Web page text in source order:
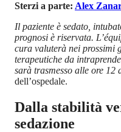
Sterzi a parte: Alex
Il paziente è sedato,
prognosi è riservata.
cura valuterà nei prossimi
terapeutiche da
sarà trasmesso alle ore 12
dell’ospedale.
Dalla stabilità
sedazione